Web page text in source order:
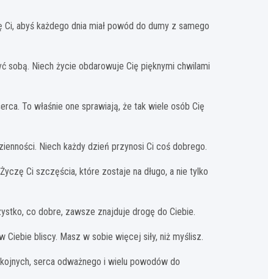
abyś każdego dnia miał powód do dumy z samego
sobą. Niech życie obdarowuje Cię pięknymi chwilami
To właśnie one sprawiają, że tak wiele osób Cię
Niech każdy dzień przynosi Ci coś dobrego.
Ci szczęścia, które zostaje na długo, a nie tylko
co dobre, zawsze znajduje drogę do Ciebie.
bliscy. Masz w sobie więcej siły, niż myślisz.
serca odważnego i wielu powodów do